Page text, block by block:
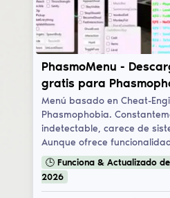
PhasmoMenu -
gratis para
Menú basado en Cheat-
Phasmophobia.
indetectable, carece de
Aunque ofrece
🕒 Funciona & Actualizado
2026